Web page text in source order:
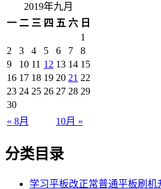
2019年九月
一 二 三 四 五 六 日
« 8月 10月 »
1
2
3 4 5 6 7
8
9
10 11 12 13 14 15
16 17 18 19 20 21 22
23 24 25 26 27 28 29
30
分类目录
学习平板改正常普通平板刷